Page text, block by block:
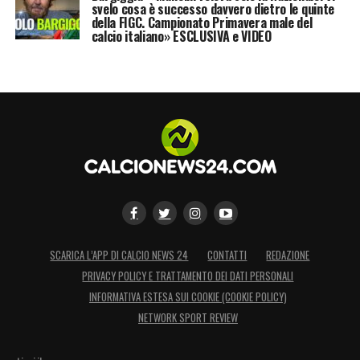
Stesso discorso Sanabria, la fermato il
svelo cosa è successo davvero dietro le quinte
della FIGC. Campionato Primavera male del
calcio italiano» ESCLUSIVA e VIDEO
SCARICA L’APP DI CALCIO NEWS 24 CONTATTI
REDAZIONE
PRIVACY POLICY E TRATTAMENTO DEI DATI PERSONALI
INFORMATIVA ESTESA SUI COOKIE (COOKIE POLICY)
NETWORK SPORT REVIEW